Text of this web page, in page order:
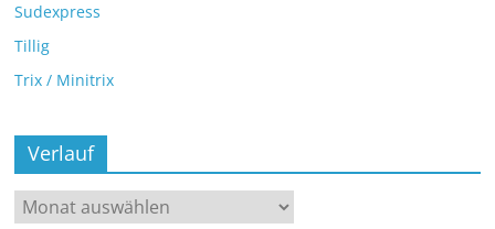
Sudexpress
Tillig
Trix / Minitrix
Verlauf